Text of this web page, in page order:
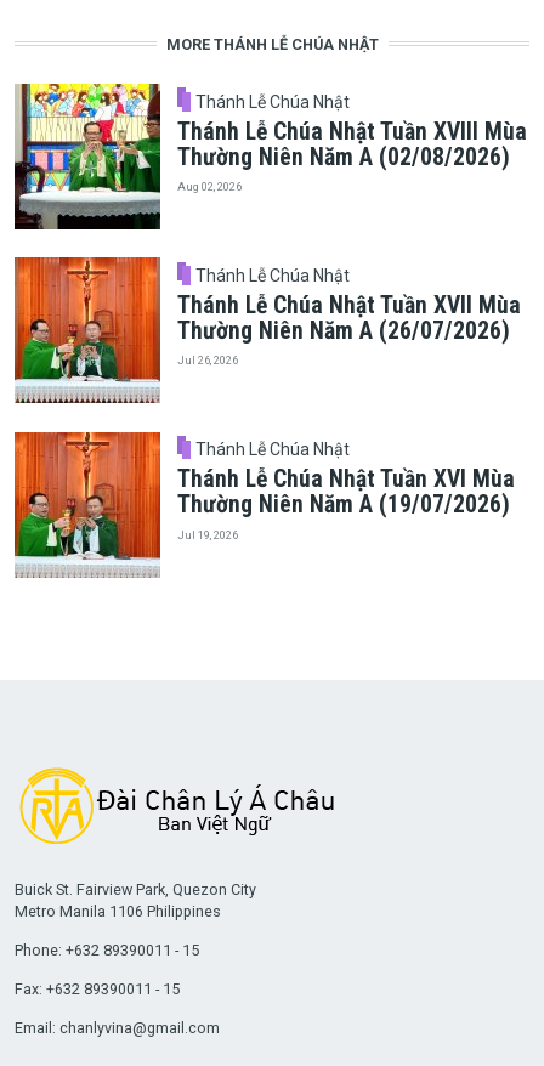
MORE THÁNH LỄ CHÚA NHẬT
Thánh Lễ Chúa Nhật
Thánh Lễ Chúa Nhật Tuần XVIII Mùa
Thường Niên Năm A (02/08/2026)
Aug 02, 2026
Thánh Lễ Chúa Nhật
Thánh Lễ Chúa Nhật Tuần XVII Mùa
Thường Niên Năm A (26/07/2026)
Jul 26, 2026
Thánh Lễ Chúa Nhật
Thánh Lễ Chúa Nhật Tuần XVI Mùa
Thường Niên Năm A (19/07/2026)
Jul 19, 2026
Buick St. Fairview Park, Quezon City
Metro Manila 1106 Philippines
Phone: +632 89390011 - 15
Fax: +632 89390011 - 15
Email: chanlyvina@gmail.com